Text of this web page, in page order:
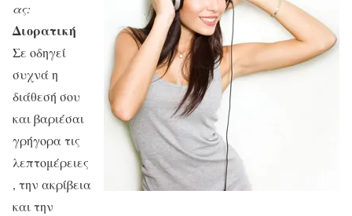
ας:
Διορατική
Σε οδηγεί
συχνά η
διάθεσή σου
και βαριέσαι
γρήγορα τις
λεπτομέρειες
, την ακρίβεια
και την